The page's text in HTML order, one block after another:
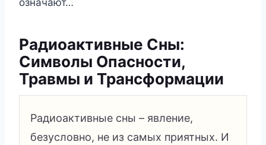
Радиоактивные Сны:
Символы Опасности,
Травмы и Трансформации
Радиоактивные сны – явление,
безусловно, не из самых приятных. И